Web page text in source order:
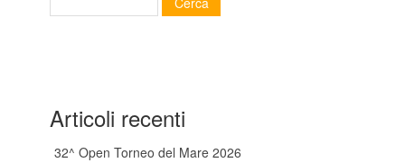
Articoli recenti
32^ Open Torneo del Mare 2026